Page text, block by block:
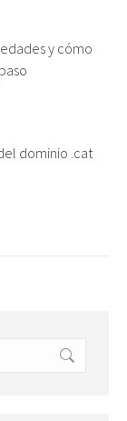
y cómo
dominio .cat